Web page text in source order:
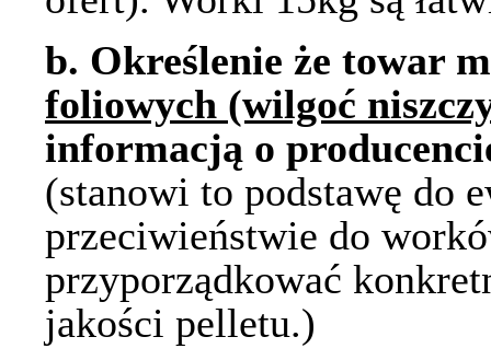
b. Określenie że towar
foliowych (wilgoć
informacją o
(stanowi to podstawę do
przeciwieństwie do
przyporządkować
jakości pelletu.)